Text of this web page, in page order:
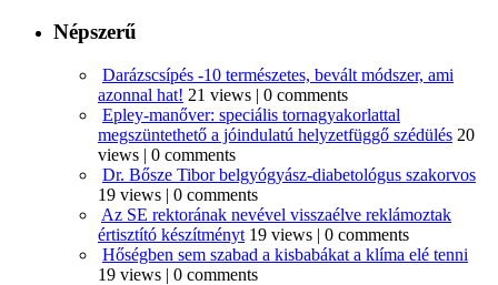
Népszerű
Darázscsípés -10 természetes, bevált módszer, ami
azonnal hat! 21 views | 0 comments
Epley-manőver: speciális tornagyakorlattal
megszüntethető a jóindulatú helyzetfüggő szédülés 20
views | 0 comments
Dr. Bősze Tibor belgyógyász-diabetológus szakorvos
19 views | 0 comments
Az SE rektorának nevével visszaélve reklámoztak
értisztító készítményt 19 views | 0 comments
Hőségben sem szabad a kisbabákat a klíma elé tenni
19 views | 0 comments